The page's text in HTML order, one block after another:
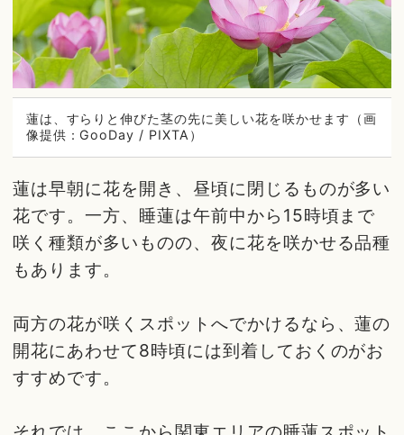
蓮は、すらりと伸びた茎の先に美しい花を咲かせます（画
像提供：GooDay / PIXTA）
蓮は早朝に花を開き、昼頃に閉じるものが多い
花です。一方、睡蓮は午前中から15時頃まで
咲く種類が多いものの、夜に花を咲かせる品種
もあります。
両方の花が咲くスポットへでかけるなら、蓮の
開花にあわせて8時頃には到着しておくのがお
すすめです。